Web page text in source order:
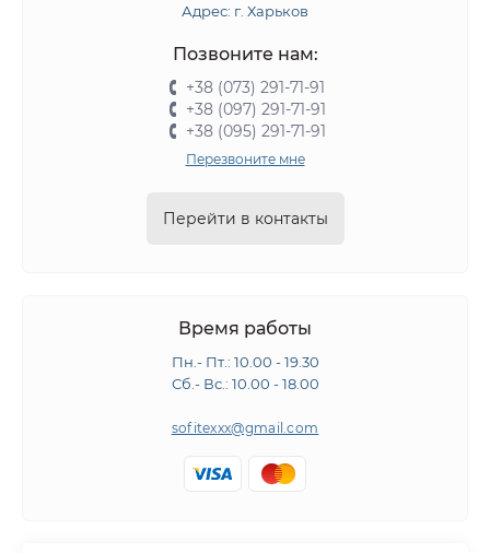
Адрес: г. Харьков
Позвоните нам:
+38 (073) 291-71-91
+38 (097) 291-71-91
+38 (095) 291-71-91
Перезвоните мне
Перейти в контакты
Время работы
Пн.- Пт.: 10.00 - 19.30
Сб.- Вс.: 10.00 - 18.00
sofitexxx@gmail.com